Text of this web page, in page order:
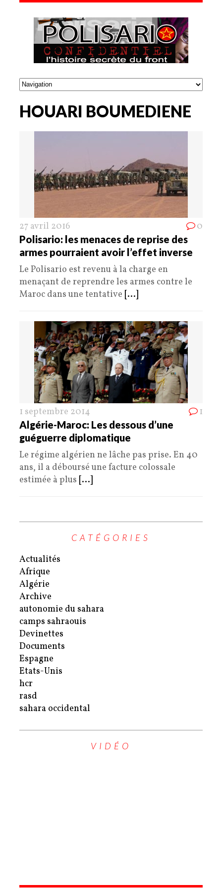
HOUARI BOUMEDIENE
27 avril 2016 0
Polisario: les menaces de reprise des
armes pourraient avoir l’effet inverse
Le Polisario est revenu à la charge en
menaçant de reprendre les armes contre le
Maroc dans une tentative [...]
1 septembre 2014 1
Algérie-Maroc: Les dessous d’une
guéguerre diplomatique
Le régime algérien ne lâche pas prise. En 40
ans, il a déboursé une facture colossale
estimée à plus [...]
CATÉGORIES
Actualités
Afrique
Algérie
Archive
autonomie du sahara
camps sahraouis
Devinettes
Documents
Espagne
Etats-Unis
hcr
rasd
sahara occidental
VIDÉO